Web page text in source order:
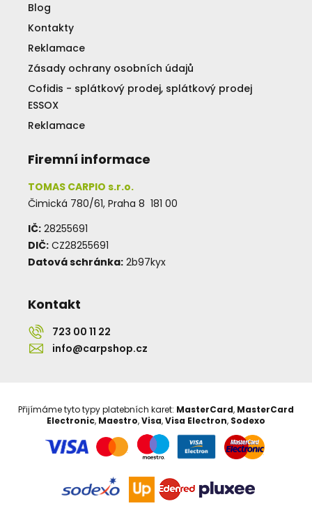
Blog
Kontakty
Reklamace
Zásady ochrany osobních údajů
Cofidis - splátkový prodej, splátkový prodej
ESSOX
Reklamace
Firemní informace
TOMAS CARPIO s.r.o.
Čimická 780/61, Praha 8 181 00
IČ: 28255691
DIČ: CZ28255691
Datová schránka: 2b97kyx
Kontakt
723 00 11 22
info@carpshop.cz
Přijímáme tyto typy platebních karet: MasterCard, MasterCard
Electronic, Maestro,Visa,Visa Electron, Sodexo